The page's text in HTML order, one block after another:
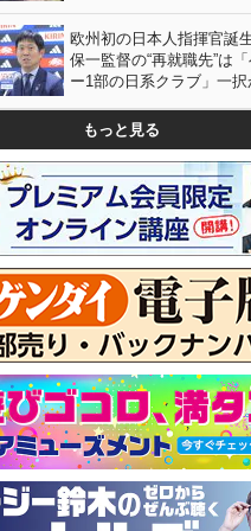
欧州初の日本人指揮官誕
保一監督の“再就職先”は
ー1部の日系クラブ」一択
もっと見る